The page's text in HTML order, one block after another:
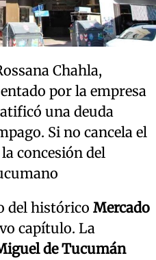
Chahla,
por la empresa
una deuda
Si no cancela el
concesión del
del histórico Mercado
capítulo. La
de Tucumán